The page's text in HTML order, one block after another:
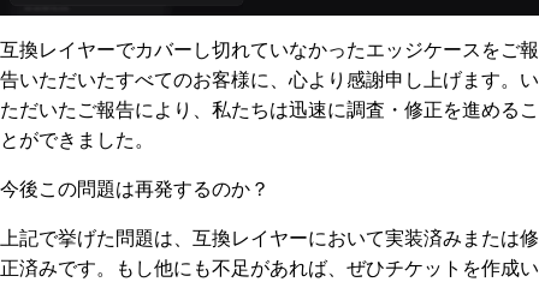
互換レイヤーでカバーし切れていなかったエッジケースをご報
告いただいたすべてのお客様に、心より感謝申し上げます。い
ただいたご報告により、私たちは迅速に調査・修正を進めるこ
とができました。
今後この問題は再発するのか？
上記で挙げた問題は、互換レイヤーにおいて実装済みまたは修
正済みです。もし他にも不足があれば、ぜひチケットを作成い